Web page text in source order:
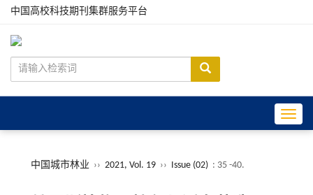
中国高校科技期刊集群服务平台
中国城市林业 ›› 2021, Vol. 19 ›› Issue (02) : 35 -40.